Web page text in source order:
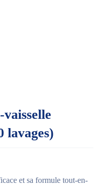
lavages)
et sa formule tout-en-